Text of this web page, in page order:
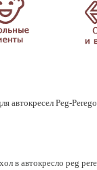
автокресел Peg-Perego
в автокресло peg